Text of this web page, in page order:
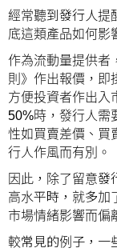
經常聽到發行人提
底這類產品如何影
作為流動量提供者
則》作出報價，即
方便投資者作出入
50%時，發行人需
性如買賣差價、買
行人作風而有別。
因此，除了留意發
高水平時，就多加
市場情緒影響而偏
較常見的例子，一